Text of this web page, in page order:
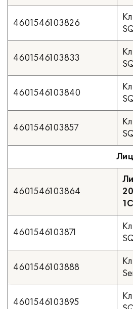
4601546103826
4601546103833
4601546103840
4601546103857
4601546103864
4601546103871
4601546103888
4601546103895